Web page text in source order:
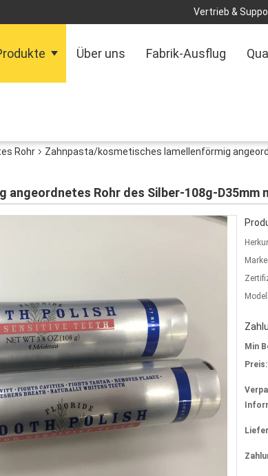
Vertrieb &
Über uns Fabrik-Ausflug
Rohr
Zahnpasta/kosmetisches lamellenförmig
Rohr des Silber-108g-D35mm
Min
Preis: